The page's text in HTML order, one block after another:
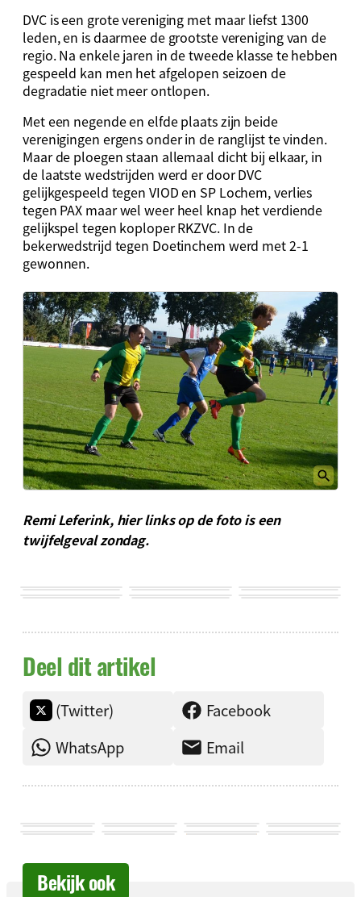
DVC is een grote vereniging met maar liefst 1300
leden, en is daarmee de grootste vereniging van de
regio. Na enkele jaren in de tweede klasse te hebben
gespeeld kan men het afgelopen seizoen de
degradatie niet meer ontlopen.
Met een negende en elfde plaats zijn beide
verenigingen ergens onder in de ranglijst te vinden.
Maar de ploegen staan allemaal dicht bij elkaar, in
de laatste wedstrijden werd er door DVC
gelijkgespeeld tegen VIOD en SP Lochem, verlies
tegen PAX maar wel weer heel knap het verdiende
gelijkspel tegen koploper RKZVC. In de
bekerwedstrijd tegen Doetinchem werd met 2-1
gewonnen.
Remi Leferink, hier links op de foto is een
twijfelgeval zondag.
Deel dit artikel
(Twitter)
Facebook
WhatsApp
Email
Bekijk ook